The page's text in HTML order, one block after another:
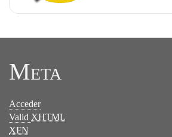
Meta
Acceder
Valid XHTML
XFN